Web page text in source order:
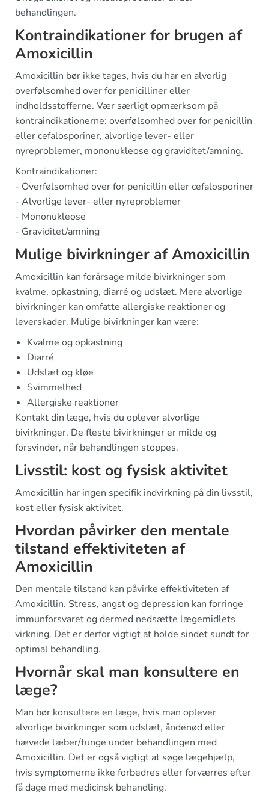
behandlingen.
Kontraindikationer for brugen af
Amoxicillin
Amoxicillin bør ikke tages, hvis du har en alvorlig
overfølsomhed over for penicilliner eller
indholdsstofferne. Vær særligt opmærksom på
kontraindikationerne: overfølsomhed over for penicillin
eller cefalosporiner, alvorlige lever- eller
nyreproblemer, mononukleose og graviditet/amning.
Kontraindikationer:
- Overfølsomhed over for penicillin eller cefalosporiner
- Alvorlige lever- eller nyreproblemer
- Mononukleose
- Graviditet/amning
Mulige bivirkninger af Amoxicillin
Amoxicillin kan forårsage milde bivirkninger som
kvalme, opkastning, diarré og udslæt. Mere alvorlige
bivirkninger kan omfatte allergiske reaktioner og
leverskader. Mulige bivirkninger kan være:
Kvalme og opkastning
Diarré
Udslæt og kløe
Svimmelhed
Allergiske reaktioner
Kontakt din læge, hvis du oplever alvorlige
bivirkninger. De fleste bivirkninger er milde og
forsvinder, når behandlingen stoppes.
Livsstil: kost og fysisk aktivitet
Amoxicillin har ingen specifik indvirkning på din livsstil,
kost eller fysisk aktivitet.
Hvordan påvirker den mentale
tilstand effektiviteten af
Amoxicillin
Den mentale tilstand kan påvirke effektiviteten af
Amoxicillin. Stress, angst og depression kan forringe
immunforsvaret og dermed nedsætte lægemidlets
virkning. Det er derfor vigtigt at holde sindet sundt for
optimal behandling.
Hvornår skal man konsultere en
læge?
Man bør konsultere en læge, hvis man oplever
alvorlige bivirkninger som udslæt, åndenød eller
hævede læber/tunge under behandlingen med
Amoxicillin. Det er også vigtigt at søge lægehjælp,
hvis symptomerne ikke forbedres eller forværres efter
få dage med medicinsk behandling.